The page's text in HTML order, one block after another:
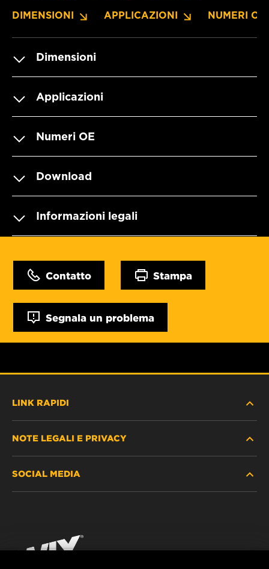
DIMENSIONI APPLICAZIONI NUMERI OE
Dimensioni
Applicazioni
Numeri OE
Download
Informazioni legali
Contatto Stampa
Segnala un problema
LINK RAPIDI
DOVE ACQUISTARE
CONTATTACI
NOTE LEGALI E PRIVACY
IMPRESSUM
SOCIAL MEDIA
YouTube